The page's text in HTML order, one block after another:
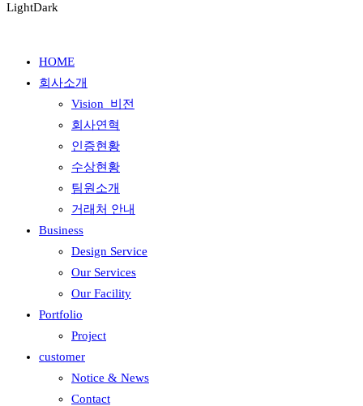
LightDark
HOME
회사소개
Vision_비전
회사연혁
인증현황
수상현황
팀원소개
거래처 안내
Business
Design Service
Our Services
Our Facility
Portfolio
Project
customer
Notice & News
Contact